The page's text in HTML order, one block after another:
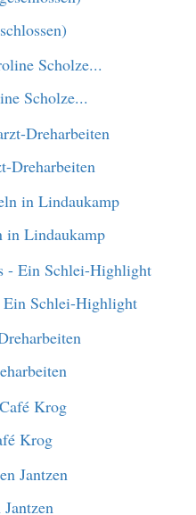
Scholze...
Dreharbeiten
in Lindaukamp
Schlei-Highlight
Krog